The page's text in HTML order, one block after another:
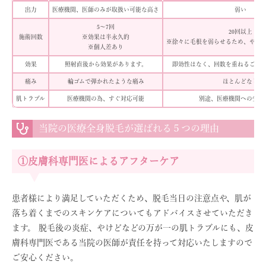
出力 医療機関、医師のみが取扱い可能な高さ 弱い
施術回数
5～7回
※効果は半永久的
※個人差あり
20回以上
※徐々に毛根を弱らせるため、やめ
効果 照射直後から効果があります。 即効性はなく、回数を重ねるごと
痛み 輪ゴムで弾かれたような痛み ほとんどなし
肌トラブル 医療機関の為、すぐ対応可能 別途、医療機関への受診
当院の医療全身脱毛が選ばれる５つの理由
①皮膚科専門医によるアフターケア
患者様により満足していただくため、脱毛当日の注意点や、肌が
落ち着くまでのスキンケアについてもアドバイスさせていただき
ます。 脱毛後の炎症、やけどなどの万が一の肌トラブルにも、皮
膚科専門医である当院の医師が責任を持って対応いたしますので
ご安心ください。